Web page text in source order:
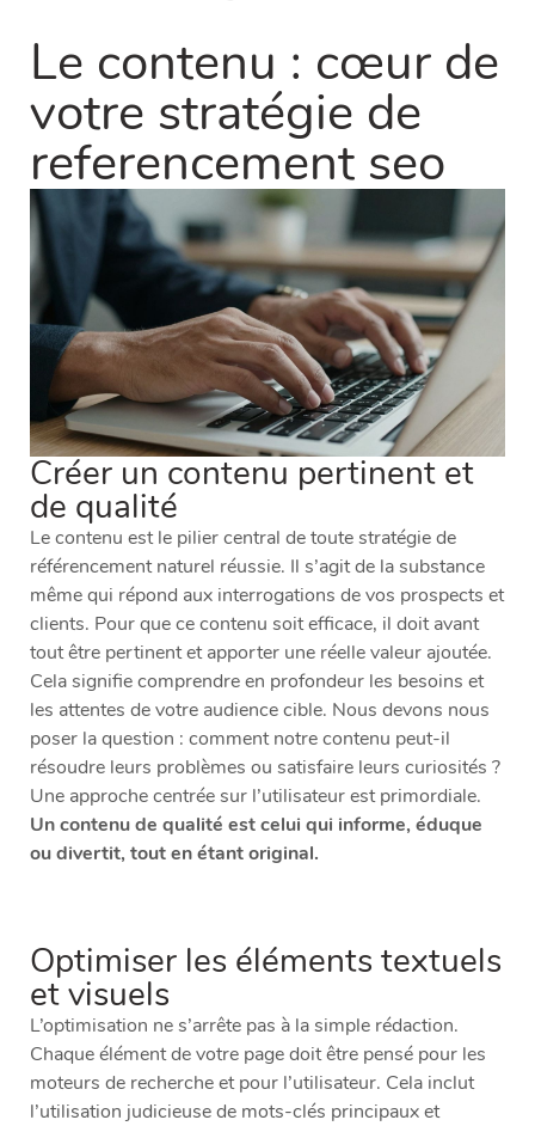
Le contenu : cœur de
votre stratégie de
referencement seo
Créer un contenu pertinent et
de qualité
Le contenu est le pilier central de toute stratégie de
référencement naturel réussie. Il s’agit de la substance
même qui répond aux interrogations de vos prospects et
clients. Pour que ce contenu soit efficace, il doit avant
tout être pertinent et apporter une réelle valeur ajoutée.
Cela signifie comprendre en profondeur les besoins et
les attentes de votre audience cible. Nous devons nous
poser la question : comment notre contenu peut-il
résoudre leurs problèmes ou satisfaire leurs curiosités ?
Une approche centrée sur l’utilisateur est primordiale.
Un contenu de qualité est celui qui informe, éduque
ou divertit, tout en étant original.
Optimiser les éléments textuels
et visuels
L’optimisation ne s’arrête pas à la simple rédaction.
Chaque élément de votre page doit être pensé pour les
moteurs de recherche et pour l’utilisateur. Cela inclut
l’utilisation judicieuse de mots-clés principaux et